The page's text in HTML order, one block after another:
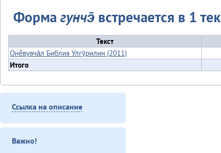
Формагунчэ̄ встречается в 1
Текст
Онё̄вувча̄л Библия Улгӯрилин (2011)
Итого
Ссылка на описание
Важно!